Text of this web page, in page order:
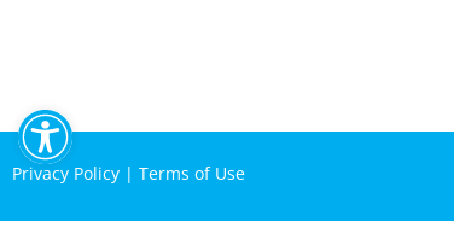
Open toolbar
Privacy Policy | Terms of Use